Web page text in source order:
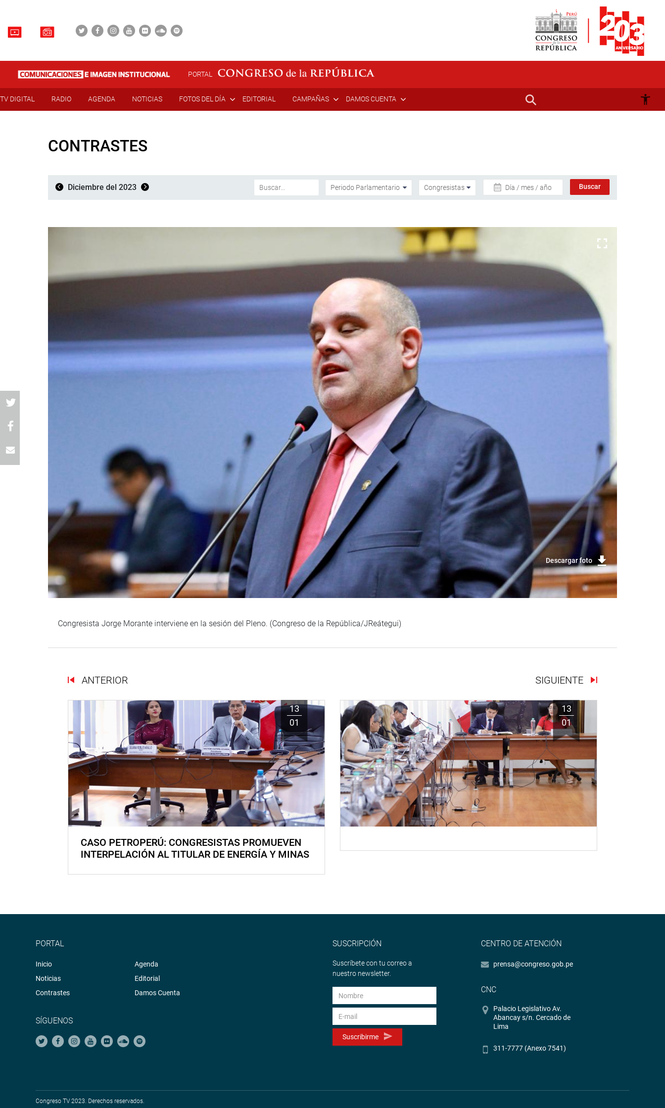
PORTAL
TV DIGITAL RADIO AGENDA NOTICIAS FOTOS DEL DÍA EDITORIAL CAMPAÑAS DAMOS CUENTA
CONTRASTES
Diciembre del 2023 Día / mes / año
Descargar foto
Congresista Jorge Morante interviene en la sesión del Pleno. (Congreso de la República/JReátegui)
ANTERIOR SIGUIENTE
13
01
CASO PETROPERÚ: CONGRESISTAS PROMUEVEN
INTERPELACIÓN AL TITULAR DE ENERGÍA Y MINAS
13
01
PORTAL
Inicio
Noticias
Contrastes
Agenda
Editorial
Damos Cuenta
SÍGUENOS
SUSCRIPCIÓN
Suscríbete con tu correo a
nuestro newsletter.
Suscribirme
CENTRO DE ATENCIÓN
prensa@congreso.gob.pe
CNC
Palacio Legislativo Av.
Abancay s/n. Cercado de
Lima
311-7777 (Anexo 7541)
Congreso TV 2023. Derechos reservados.